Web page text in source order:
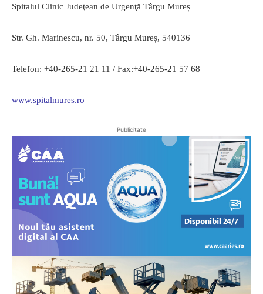
Spitalul Clinic Judeţean de Urgenţă Târgu Mureș
Str. Gh. Marinescu, nr. 50, Târgu Mureș, 540136
Telefon: +40-265-21 21 11 / Fax:+40-265-21 57 68
www.spitalmures.ro
Publicitate